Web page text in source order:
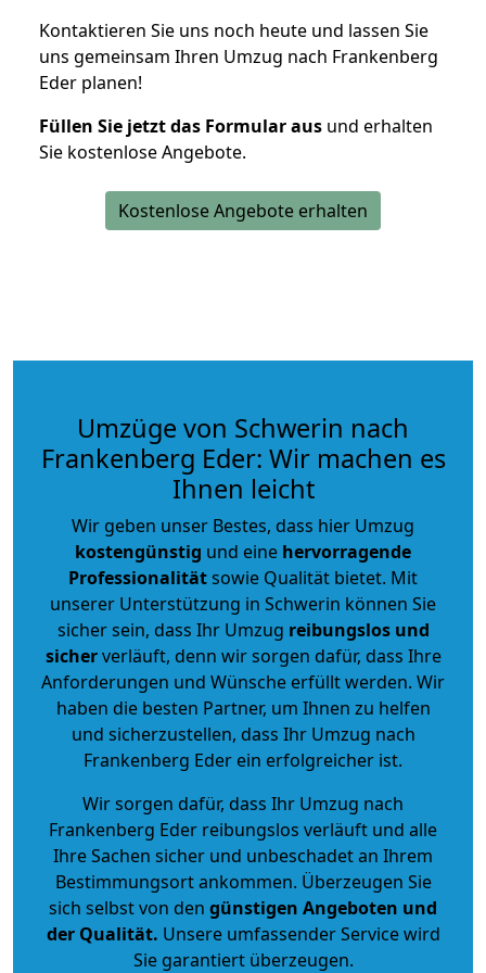
Kontaktieren Sie uns noch heute und lassen Sie
uns gemeinsam Ihren Umzug nach Frankenberg
Eder planen!
Füllen Sie jetzt das Formular aus und erhalten
Sie kostenlose Angebote.
Kostenlose Angebote erhalten
Umzüge von Schwerin nach
Frankenberg Eder: Wir machen es
Ihnen leicht
Wir geben unser Bestes, dass hier Umzug
kostengünstig und eine hervorragende
Professionalitätsowie Qualität bietet. Mit
unserer Unterstützung in Schwerin können Sie
sicher sein, dass Ihr Umzug reibungslos und
sicherverläuft, denn wir sorgen dafür, dass Ihre
Anforderungen und Wünsche erfüllt werden. Wir
haben die besten Partner, um Ihnen zu helfen
und sicherzustellen, dass Ihr Umzug nach
Frankenberg Eder ein erfolgreicher ist.
Wir sorgen dafür, dass Ihr Umzug nach
Frankenberg Eder reibungslos verläuft und alle
Ihre Sachen sicher und unbeschadet an Ihrem
Bestimmungsort ankommen. Überzeugen Sie
sich selbst von den günstigen Angeboten und
der Qualität. Unsere umfassender Service wird
Sie garantiert überzeugen.